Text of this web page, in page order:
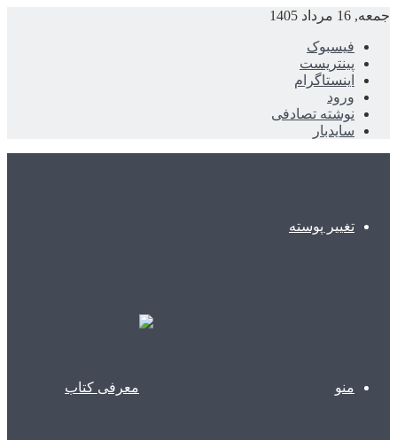
جمعه, 16 مرداد 1405
فیسبوک
پینتریست
اینستاگرام
ورود
نوشته تصادفی
سایدبار
تغییر پوسته
منو